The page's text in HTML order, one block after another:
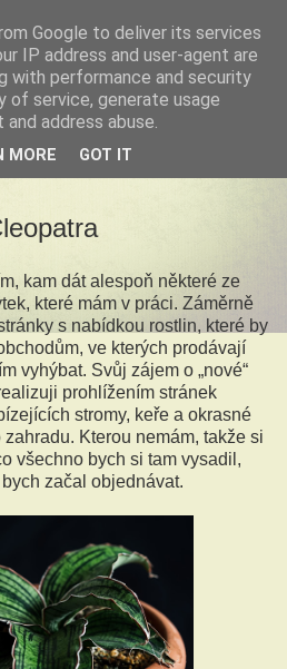
okny
která s námi může žít v bytě,
také starostem.
kam dát alespoň některé ze
které mám v práci. Záměrně
s nabídkou rostlin, které by
ve kterých prodávají
vyhýbat. Svůj zájem o „nové“
prohlížením stránek
stromy, keře a okrasné
Kterou nemám, takže si
všechno bych si tam vysadil,
začal objednávat.
Google to deliver its services
IP address and user-agent are
with performance and security
of service, generate usage
address abuse.
MORE GOT IT